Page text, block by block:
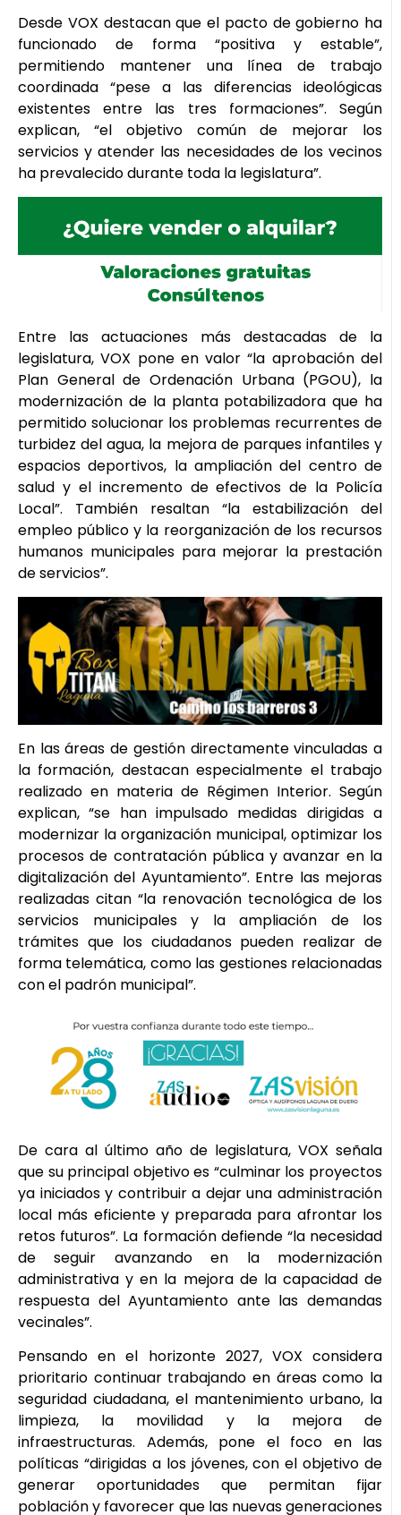
Desde VOX destacan que el pacto de gobierno ha
funcionado de forma “positiva y estable”,
permitiendo mantener una línea de trabajo
coordinada “pese a las diferencias ideológicas
existentes entre las tres formaciones”. Según
explican, “el objetivo común de mejorar los
servicios y atender las necesidades de los vecinos
ha prevalecido durante toda la legislatura”.
Entre las actuaciones más destacadas de la
legislatura, VOX pone en valor “la aprobación del
Plan General de Ordenación Urbana (PGOU), la
modernización de la planta potabilizadora que ha
permitido solucionar los problemas recurrentes de
turbidez del agua, la mejora de parques infantiles y
espacios deportivos, la ampliación del centro de
salud y el incremento de efectivos de la Policía
Local”. También resaltan “la estabilización del
empleo público y la reorganización de los recursos
humanos municipales para mejorar la prestación
de servicios”.
En las áreas de gestión directamente vinculadas a
la formación, destacan especialmente el trabajo
realizado en materia de Régimen Interior. Según
explican, “se han impulsado medidas dirigidas a
modernizar la organización municipal, optimizar los
procesos de contratación pública y avanzar en la
digitalización del Ayuntamiento”. Entre las mejoras
realizadas citan “la renovación tecnológica de los
servicios municipales y la ampliación de los
trámites que los ciudadanos pueden realizar de
forma telemática, como las gestiones relacionadas
con el padrón municipal”.
De cara al último año de legislatura, VOX señala
que su principal objetivo es “culminar los proyectos
ya iniciados y contribuir a dejar una administración
local más eficiente y preparada para afrontar los
retos futuros”. La formación defiende “la necesidad
de seguir avanzando en la modernización
administrativa y en la mejora de la capacidad de
respuesta del Ayuntamiento ante las demandas
vecinales”.
Pensando en el horizonte 2027, VOX considera
prioritario continuar trabajando en áreas como la
seguridad ciudadana, el mantenimiento urbano, la
limpieza, la movilidad y la mejora de
infraestructuras. Además, pone el foco en las
políticas “dirigidas a los jóvenes, con el objetivo de
generar oportunidades que permitan fijar
población y favorecer que las nuevas generaciones